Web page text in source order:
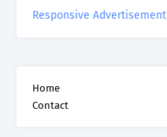
Responsive Advertisement
Home
Contact